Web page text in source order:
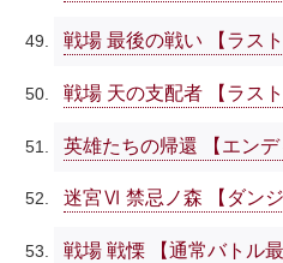
戦場 最後の戦い 【ラス
戦場 天の支配者 【ラス
英雄たちの帰還 【エンデ
迷宮Ⅵ 禁忌ノ森 【ダンジ
戦場 戦慄 【通常バトル最